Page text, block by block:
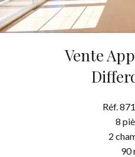
Vente
Réf.
8
2
90